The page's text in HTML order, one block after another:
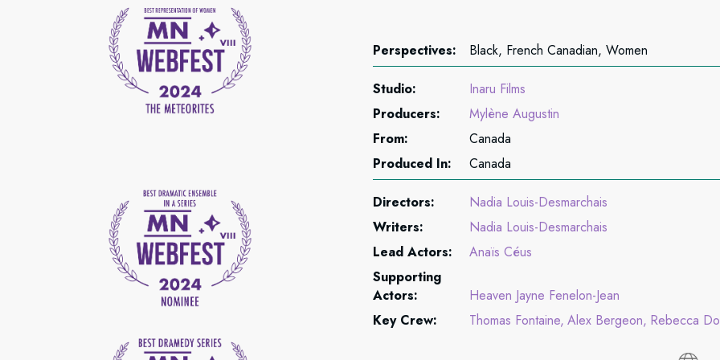
Perspectives: Black, French Canadian, Women
Studio:
Inaru Films
Producers:
Mylène Augustin
From:
Canada
Produced In:
Canada
Directors:
Nadia Louis-Desmarchais
Writers:
Nadia Louis-Desmarchais
Lead Actors:
Anaïs Céus
Supporting
Actors:
Heaven Jayne Fenelon-Jean
Key Crew:
Thomas Fontaine Alex Bergeon Rebecca